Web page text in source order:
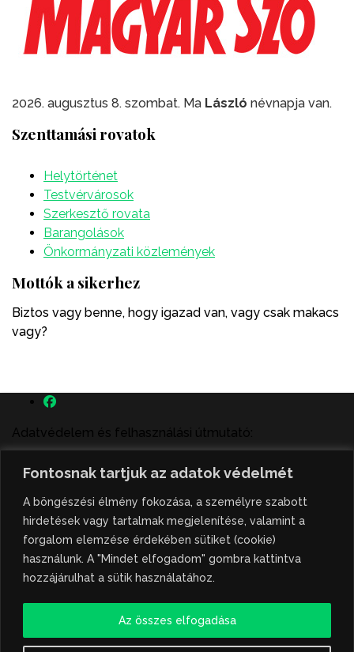
Fontosnak tartjuk az adatok védelmét
A böngészési élmény fokozása, a személyre szabott
hirdetések vagy tartalmak megjelenítése, valamint a
forgalom elemzése érdekében sütiket (cookie)
használunk. A "Mindet elfogadom" gombra kattintva
hozzájárulhat a sütik használatához.
Az összes elfogadása
2026. augusztus 8. szombat. Ma László névnapja van.
Szenttamási rovatok
Helytörténet
Testvérvárosok
Szerkesztő rovata
Barangolások
Önkormányzati közlemények
Mottók a sikerhez
Biztos vagy benne, hogy igazad van, vagy csak makacs
vagy?
Adatvédelem és felhasználási útmutató:
A szenttamás.rs magyar nyelvű internetes hírportálon
megjelenő szerzői írások, a híranyag és minden egyéb
tartalom a portált működtető Gion Nándor Kulturális
Központ szellemi tulajdonát képezik, amely szellemi
tulajdont a nemzetközi és szerbiai törvények védik. A
jogosulatlan felhasználás büntető- és polgári jogi
következményeket von maga után. A hírportálon
ismertetése, illetve közzétett fotók átvétele kizárólag
csak hivatkozással, illetve a forrás megjelölésével